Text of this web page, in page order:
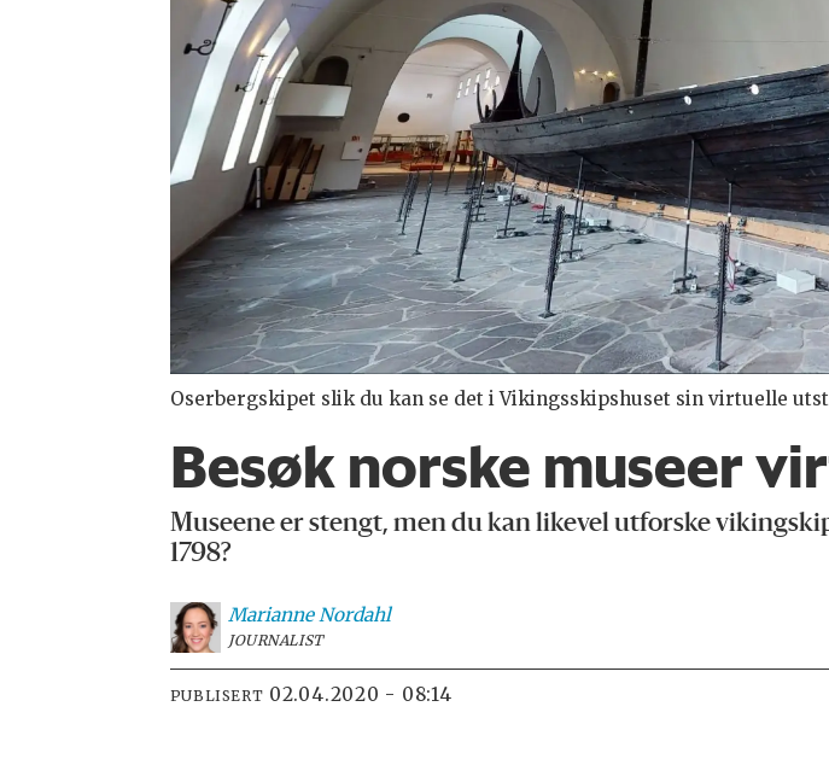
Oserbergskipet slik du kan se det i Vikingsskipshuset sin virtuelle
Besøk norske museer
Museene er stengt, men du kan likevel utforske
1798?
Marianne Nordahl
JOURNALIST
PUBLISERT 02.04.2020 - 08:14